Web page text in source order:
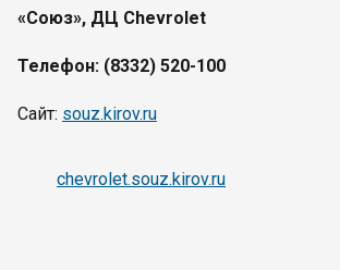
«Союз», ДЦ Chevrolet
Телефон: (8332) 520-100
Сайт: souz.kirov.ru
chevrolet.souz.kirov.ru